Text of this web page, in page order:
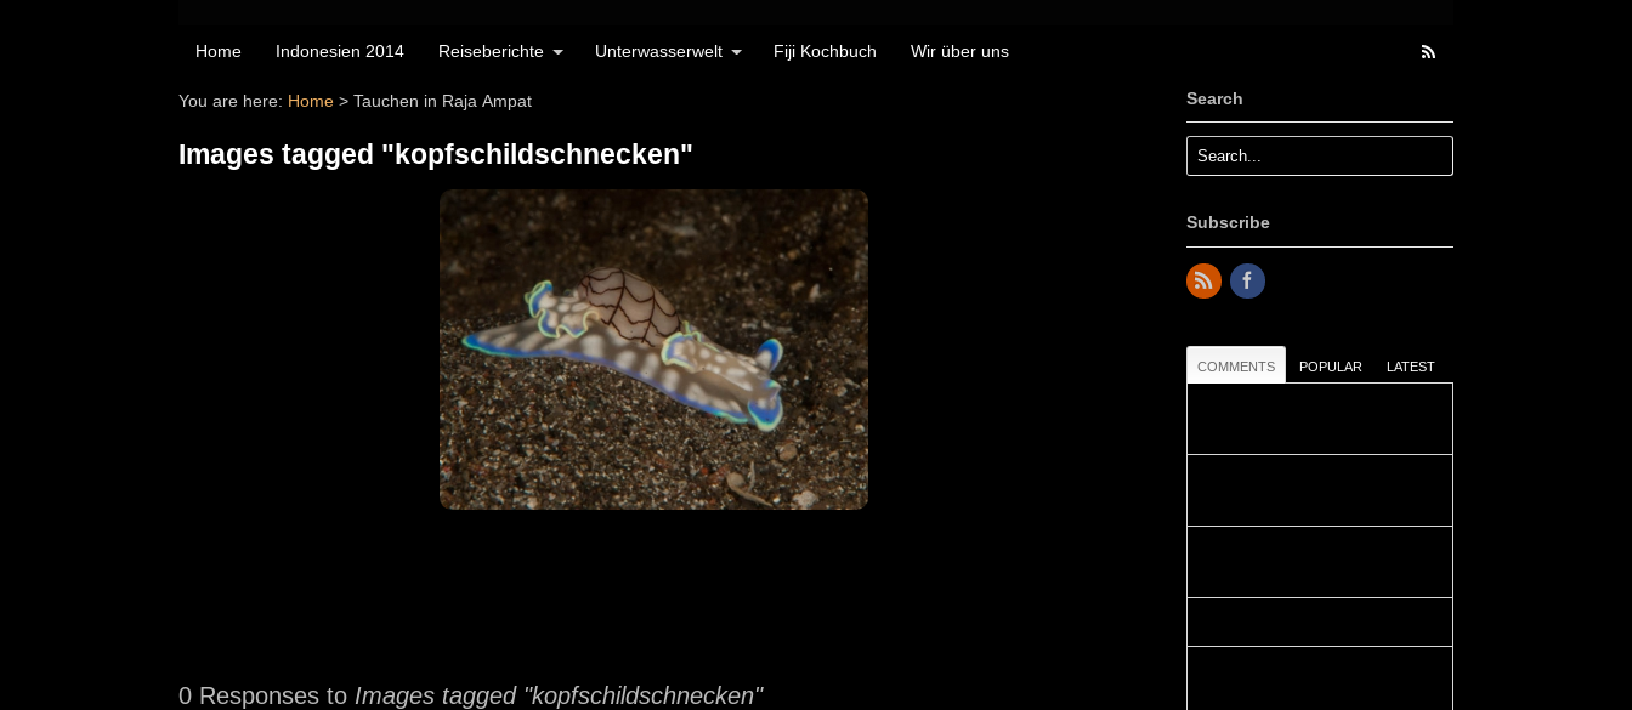
Home Indonesien 2014 Reiseberichte Unterwasserwelt Fiji Kochbuch Wir über uns
You are here: Home > Tauchen in Raja Ampat
Images tagged "kopfschildschnecken"
0 Responses to Images tagged "kopfschildschnecken"
Search
Subscribe
COMMENTS POPULAR LATEST